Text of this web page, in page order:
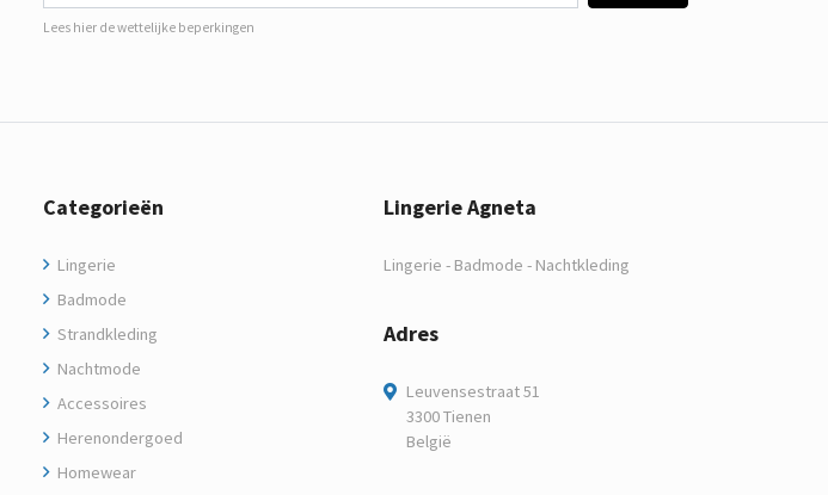
Lees hier de wettelijke beperkingen
Categorieën
Lingerie
Badmode
Strandkleding
Nachtmode
Accessoires
Herenondergoed
Homewear
Lingerie Agneta
Lingerie - Badmode - Nachtkleding
Adres
Leuvensestraat 51
3300 Tienen
België